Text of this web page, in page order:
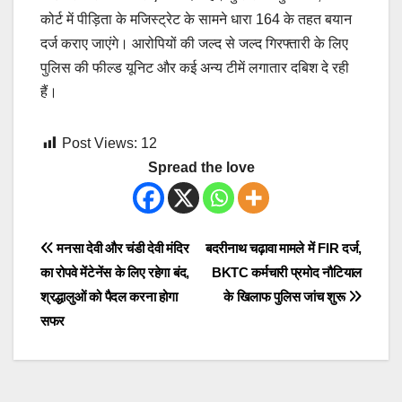
कोर्ट में पीड़िता के मजिस्ट्रेट के सामने धारा 164 के तहत बयान
दर्ज कराए जाएंगे। आरोपियों की जल्द से जल्द गिरफ्तारी के लिए
पुलिस की फील्ड यूनिट और कई अन्य टीमें लगातार दबिश दे रही
हैं।
Post Views: 12
Spread the love
Post
navigation
बदरीनाथ चढ़ावा मामले में FIR दर्ज,
BKTC कर्मचारी प्रमोद नौटियाल
के खिलाफ पुलिस जांच शुरू
मनसा देवी और चंडी देवी मंदिर
का रोपवे मेंटेनेंस के लिए रहेगा बंद,
श्रद्धालुओं को पैदल करना होगा
सफर